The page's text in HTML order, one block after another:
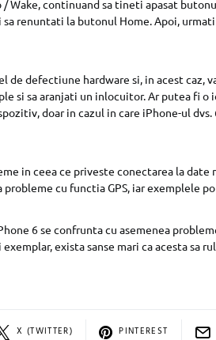
Wake, continuand sa tineti apasat
renuntati la butonul Home. Apoi,
de defectiune hardware si, in acest caz,
si sa aranjati un inlocuitor. Ar putea fi o
doar in cazul in care iPhone-ul
in ceea ce priveste conectarea la date
cu functia GPS, iar exemplele
6 se confrunta cu asemenea
exista sanse mari ca acesta sa
X (TWITTER) PINTEREST